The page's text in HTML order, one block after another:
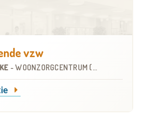
vzw
-WOONZORGCENTRUM (WZC)